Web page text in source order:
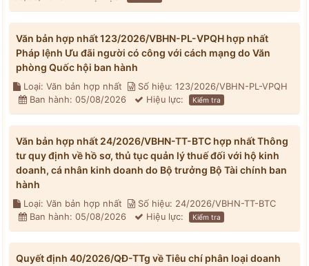
Văn bản hợp nhất 123/2026/VBHN-PL-VPQH hợp nhất
Pháp lệnh Ưu đãi người có công với cách mạng do Văn
phòng Quốc hội ban hành
Loại: Văn bản hợp nhất
Số hiệu: 123/2026/VBHN-PL-VPQH
Ban hành: 05/08/2026
Hiệu lực: Kiểm tra
Văn bản hợp nhất 24/2026/VBHN-TT-BTC hợp nhất Thông
tư quy định về hồ sơ, thủ tục quản lý thuế đối với hộ kinh
doanh, cá nhân kinh doanh do Bộ trưởng Bộ Tài chính ban
hành
Loại: Văn bản hợp nhất
Số hiệu: 24/2026/VBHN-TT-BTC
Ban hành: 05/08/2026
Hiệu lực: Kiểm tra
Quyết định 40/2026/QĐ-TTg về Tiêu chí phân loại doanh